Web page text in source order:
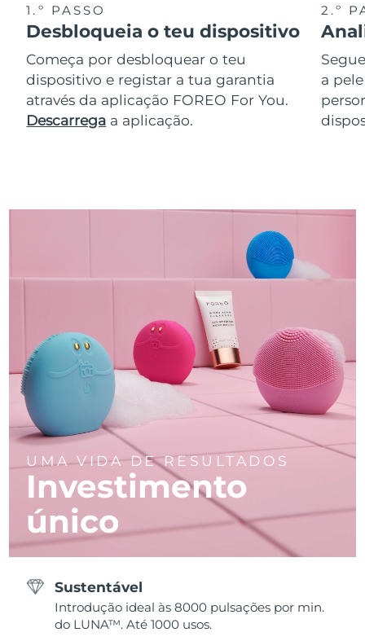
1.º PASSO
Desbloqueia o teu dispositivo
Começa por desbloquear o teu
dispositivo e registar a tua garantia
através da aplicação FOREO For You.
Descarrega a aplicação.
2.º
a
UMA VIDA DE RESULTADOS
Investimento
único
Sustentável
Introdução ideal às 8000 pulsações por min.
do LUNA™. Até 1000 usos.